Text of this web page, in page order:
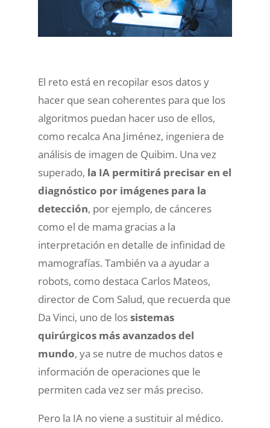
El reto está en recopilar esos datos y
hacer que sean coherentes para que los
algoritmos puedan hacer uso de ellos,
como recalca Ana Jiménez, ingeniera de
análisis de imagen de Quibim. Una vez
superado, la IA permitirá precisar en el
diagnóstico por imágenes para la
detección, por ejemplo, de cánceres
como el de mama gracias a la
interpretación en detalle de infinidad de
mamografías. También va a ayudar a
robots, como destaca Carlos Mateos,
director de Com Salud, que recuerda que
Da Vinci, uno de lossistemas
quirúrgicos más avanzados del
mundo, ya se nutre de muchos datos e
información de operaciones que le
permiten cada vez ser más preciso.
Pero la IA no viene a sustituir al médico.